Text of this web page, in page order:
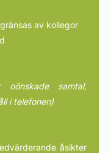
av kollegor
samtal,
i telefonen)
åsikter